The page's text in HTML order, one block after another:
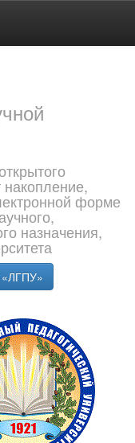
накопление,
форме
назначения,